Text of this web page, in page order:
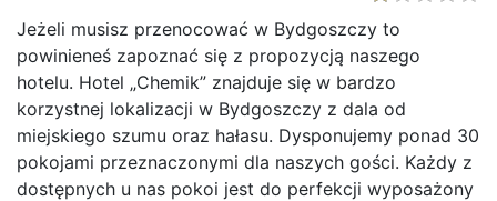
Jeżeli musisz przenocować w Bydgoszczy to
powinieneś zapoznać się z propozycją naszego
hotelu. Hotel „Chemik” znajduje się w bardzo
korzystnej lokalizacji w Bydgoszczy z dala od
miejskiego szumu oraz hałasu. Dysponujemy ponad 30
pokojami przeznaczonymi dla naszych gości. Każdy z
dostępnych u nas pokoi jest do perfekcji wyposażony